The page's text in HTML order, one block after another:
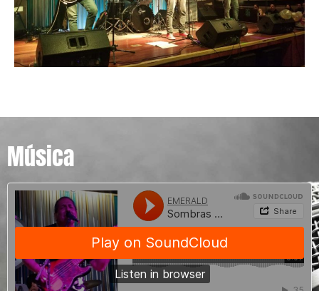
Música